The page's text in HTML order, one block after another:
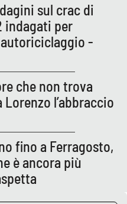
sul crac di
indagati per
-
che non trova
l’abbraccio
fino a Ferragosto,
è ancora più